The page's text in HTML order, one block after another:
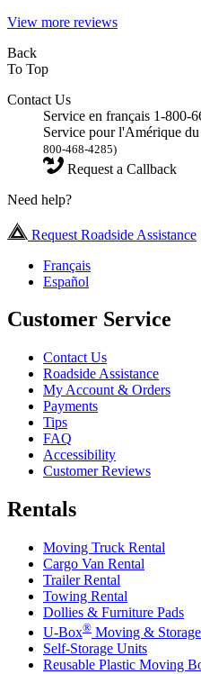
View more reviews
Back
To Top
Contact Us
Service en français 1-800-
Service pour l'Amérique
800-468-4285)
Request a Callback
Need help?
Request Roadside Assistance
Français
Español
Customer Service
Contact Us
Roadside Assistance
My Account & Orders
Payments
Tips
FAQ
Accessibility
Customer Reviews
Rentals
Moving Truck Rental
Cargo Van Rental
Trailer Rental
Towing Rental
Dollies & Furniture Pads
U-Box® Moving &
Self-Storage Units
Reusable Plastic Moving